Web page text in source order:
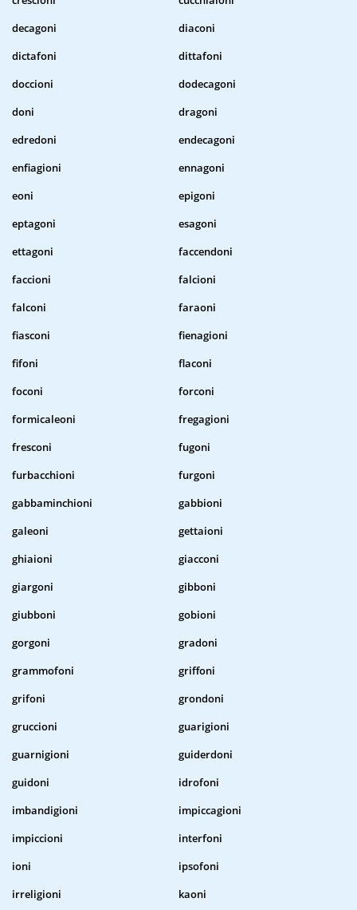
decagoni
diaconi
dictafoni
dittafoni
doccioni
dodecagoni
doni
dragoni
edredoni
endecagoni
enfiagioni
ennagoni
eoni
epigoni
eptagoni
esagoni
ettagoni
faccendoni
faccioni
falcioni
falconi
faraoni
fiasconi
fienagioni
fifoni
flaconi
foconi
forconi
formicaleoni
fregagioni
fresconi
fugoni
furbacchioni
furgoni
gabbaminchioni
gabbioni
galeoni
gettaioni
ghiaioni
giacconi
giargoni
gibboni
giubboni
gobioni
gorgoni
gradoni
grammofoni
griffoni
grifoni
grondoni
gruccioni
guarigioni
guarnigioni
guiderdoni
guidoni
idrofoni
imbandigioni
impiccagioni
impiccioni
interfoni
ioni
ipsofoni
irreligioni
kaoni